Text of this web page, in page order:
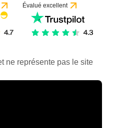
Évalué excellent
ne représente pas le site